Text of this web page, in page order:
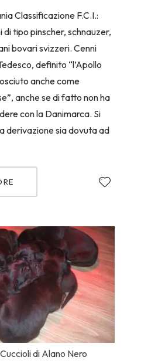
Classificazione F.C.I.:
di tipo pinscher, schnauzer,
bovari svizzeri. Cenni
definito “l’Apollo
anche come
anche se di fatto non ha
con la Danimarca. Si
derivazione sia dovuta ad
di Alano Nero